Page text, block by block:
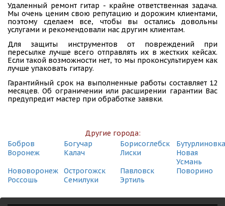
Удаленный ремонт гитар - крайне ответственная задача.
Мы очень ценим свою репутацию и дорожим клиентами,
поэтому сделаем все, чтобы вы остались довольны
услугами и рекомендовали нас другим клиентам.
Для защиты инструментов от повреждений при
пересылке лучше всего отправлять их в жестких кейсах.
Если такой возможности нет, то мы проконсультируем как
лучше упаковать гитару.
Гарантийный срок на выполненные работы составляет 12
месяцев. Об ограничении или расширении гарантии Вас
предупредит мастер при обработке заявки.
Другие города:
Бобров
Богучар Борисоглебск
Бутурлиновка
Воронеж
Калач Лиски
Новая
Усмань
Нововоронеж
Острогожск Павловск
Поворино
Россошь
Семилуки Эртиль